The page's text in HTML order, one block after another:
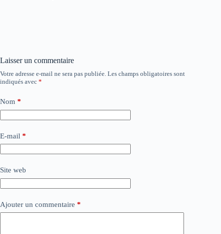
Laisser un commentaire
Votre adresse e-mail ne sera pas publiée. Les champs obligatoires sont
indiqués avec *
Nom *
E-mail *
Site web
Ajouter un commentaire *